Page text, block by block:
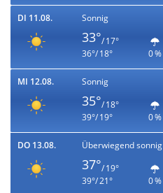
DI 11.08. Sonnig
33°/ 17°
36°/ 18°
0 %
MI 12.08. Sonnig
35°/ 18°
39°/ 19°
0 %
DO 13.08. Überwiegend sonnig
37°/ 19°
39°/ 21°
0 %